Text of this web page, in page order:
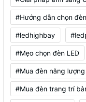
#Hướng dẫn chọn
#ledhighbay
#Mẹo chọn đèn LED
#Mua đèn năng
#Mua đèn trang trí